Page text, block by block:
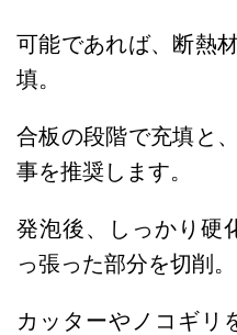
可能であれば、断熱
填。
合板の段階で充填と
事を推奨します。
発泡後、しっかり硬
っ張った部分を切削。
カッターやノコギリ